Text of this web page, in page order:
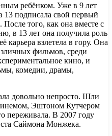
ребёнком. Уже в 9 лет
13 подписала свой первый
После того, как она вместе с
в 13 лет она получила роль
карьера взлетела в гору. Она
фильмов, среди
кино, и
комедии, драмы,
довольно непросто. Шли
Эштоном Кутчером
переживала. В 2007 году
Саймона Монжека.